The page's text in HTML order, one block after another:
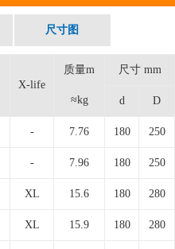
尺寸图
X-life
质量m
≈kg
尺寸 mm
d D
- 7.76 180 250
- 7.96 180 250
XL 15.6 180 280
XL 15.9 180 280